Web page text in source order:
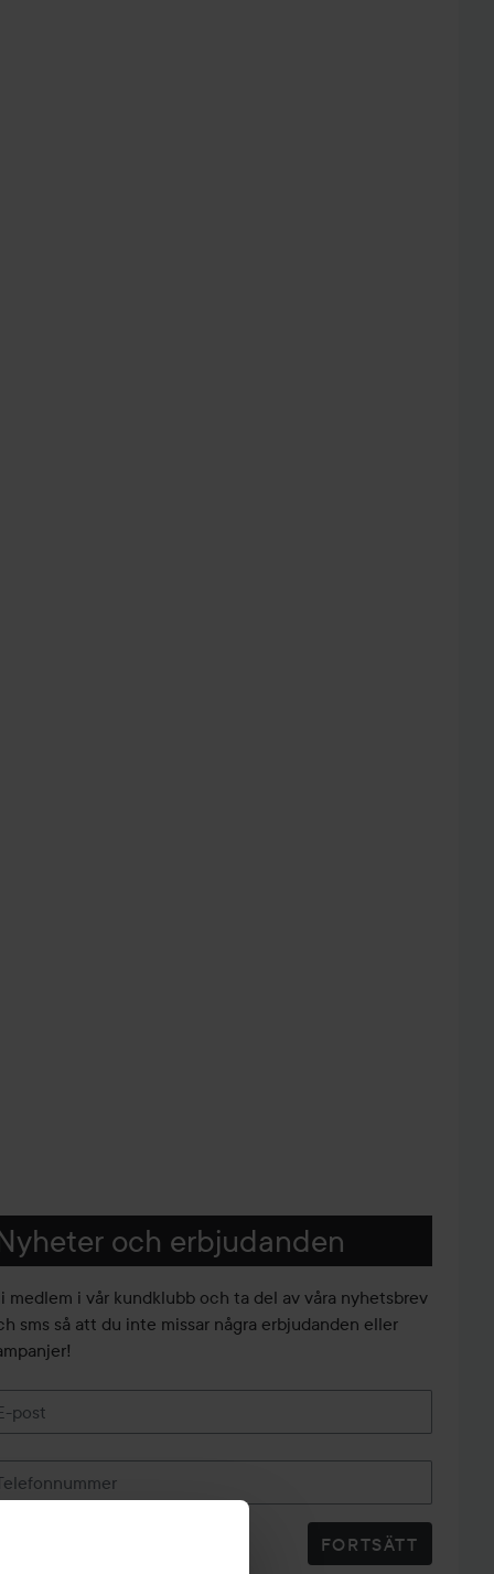
och erbjudanden
medlem i vår kundklubb och ta del av våra nyhetsbrev
sms så att du inte missar några erbjudanden eller
post
FORTSÄTT